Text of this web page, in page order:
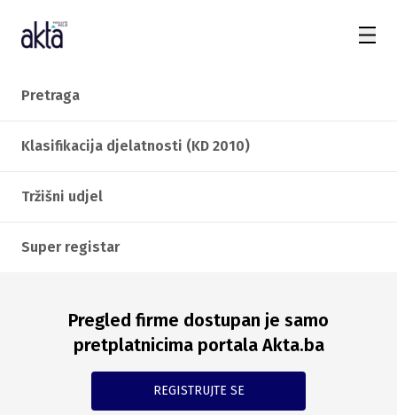
Pretraga
Klasifikacija djelatnosti (KD 2010)
Tržišni udjel
Super registar
Pregled firme dostupan je samo
pretplatnicima portala Akta.ba
REGISTRUJTE SE